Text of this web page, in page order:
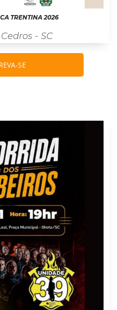
TRENTINA 2026
- SC
SE